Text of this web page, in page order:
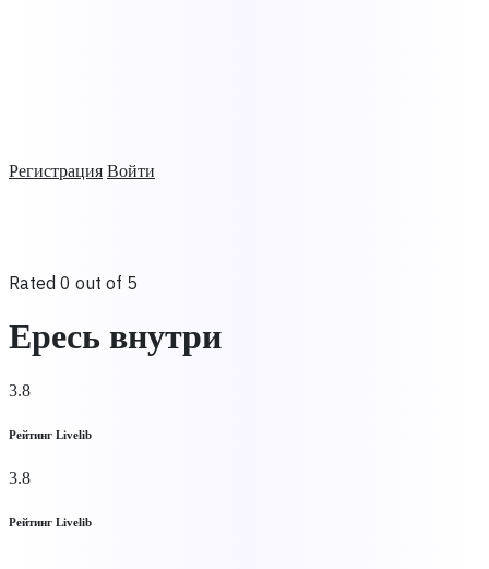
Регистрация Войти
Rated 0 out of 5
Ересь внутри
3.8
Рейтинг Livelib
3.8
Рейтинг Livelib